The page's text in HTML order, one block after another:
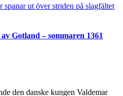
Gotland – sommaren 1361
den danske kungen Valdemar